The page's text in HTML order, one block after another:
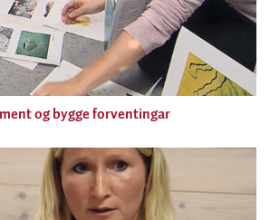
og bygge forventingar